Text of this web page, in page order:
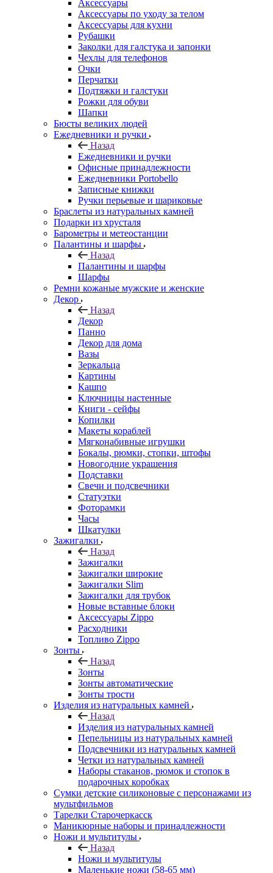
Аксессуары
Аксессуары по уходу за телом
Аксессуары для кухни
Рубашки
Заколки для галстука и запонки
Чехлы для телефонов
Очки
Перчатки
Подтяжки и галстуки
Рожки для обуви
Шапки
Бюсты великих людей
Ежедневники и ручки
Назад
Ежедневники и ручки
Офисные принадлежности
Ежедневники Portobello
Записные книжки
Ручки перьевые и шариковые
Браслеты из натуральных камней
Подарки из хрусталя
Барометры и метеостанции
Палантины и шарфы
Назад
Палантины и шарфы
Шарфы
Ремни кожаные мужские и женские
Декор
Назад
Декор
Панно
Декор для дома
Вазы
Зеркальца
Картины
Кашпо
Ключницы настенные
Книги - сейфы
Копилки
Макеты кораблей
Мягконабивные игрушки
Бокалы, рюмки, стопки, штофы
Новогодние украшения
Подставки
Свечи и подсвечники
Статуэтки
Фоторамки
Часы
Шкатулки
Зажигалки
Назад
Зажигалки
Зажигалки широкие
Зажигалки Slim
Зажигалки для трубок
Новые вставные блоки
Аксессуары Zippo
Расходники
Топливо Zippo
Зонты
Назад
Зонты
Зонты автоматические
Зонты трости
Изделия из натуральных камней
Назад
Изделия из натуральных камней
Пепельницы из натуральных камней
Подсвечники из натуральных камней
Четки из натуральных камней
Наборы стаканов, рюмок и стопок в
подарочных коробках
Сумки детские силиконовые с персонажами из
мультфильмов
Тарелки Старочеркасск
Маникюрные наборы и принадлежности
Ножи и мультитулы
Назад
Ножи и мультитулы
Маленькие ножи (58-65 мм)